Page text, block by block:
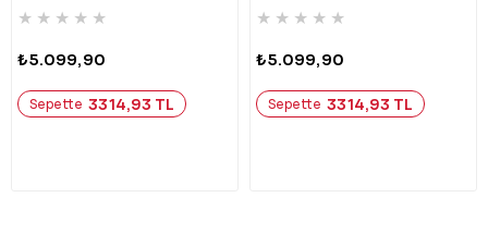
★ ★ ★ ★ ★
₺5.099,90
Sepette 3314,93 TL
★ ★ ★ ★ ★
₺5.099,90
Sepette 3314,93 TL